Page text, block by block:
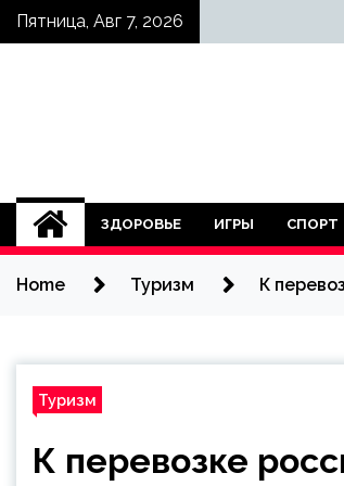
SkipПятница, Авг 7, 2026
ЗДОРОВЬЕ ИГРЫ СПОРТ
Home Туризм К
Туризм
К перевозке